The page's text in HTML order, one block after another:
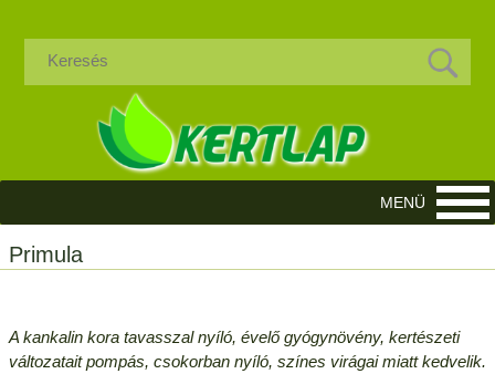
Primula
A kankalin kora tavasszal nyíló, évelő gyógynövény, kertészeti
változatait pompás, csokorban nyíló, színes virágai miatt kedvelik.